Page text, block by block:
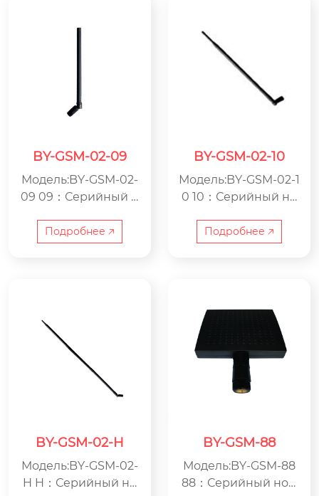
BY-GSM-02-09
Модель:BY-GSM-02-
09 09：Серийный н
а GSM BY：ООО Цзя
син Beyondoor по п
Подробнее 🡥
BY-GSM-02-10
Модель:BY-GSM-02-1
0 10：Серийный но
GSM BY：ООО Цзяс
ин Beyondoor по пр
Подробнее 🡥
BY-GSM-02-H
Модель:BY-GSM-02-
H H：Серийный но
BY-GSM-88
Модель:BY-GSM-88
88：Серийный ном